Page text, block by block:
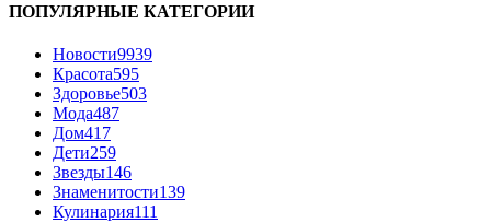
ПОПУЛЯРНЫЕ КАТЕГОРИИ
Новости9939
Красота595
Здоровье503
Мода487
Дом417
Дети259
Звезды146
Знаменитости139
Кулинария111